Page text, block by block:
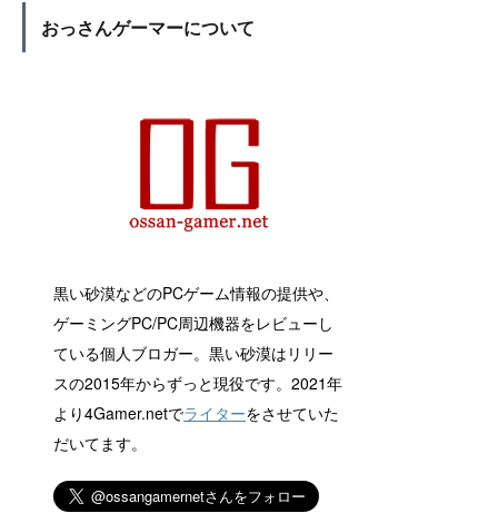
おっさんゲーマーについて
黒い砂漠などのPCゲーム情報の提供や、
ゲーミングPC/PC周辺機器をレビューし
ている個人ブロガー。黒い砂漠はリリー
スの2015年からずっと現役です。2021年
より4Gamer.netでライターをさせていた
だいてます。